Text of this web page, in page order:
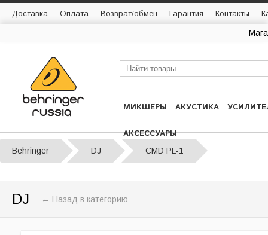
Доставка Оплата Возврат/обмен Гарантия Контакты
МИКШЕРЫ АКУСТИКА
АКСЕССУАРЫ
Behringer DJ CMD PL-1
DJ ← Назад в категорию